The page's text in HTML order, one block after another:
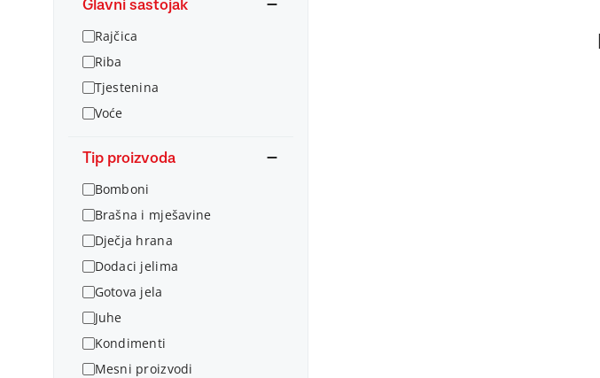
Glavni sastojak
Rajčica
Riba
Tjestenina
Voće
Tip proizvoda
Bomboni
Brašna i mješavine
Dječja hrana
Dodaci jelima
Gotova jela
Juhe
Kondimenti
Mesni proizvodi